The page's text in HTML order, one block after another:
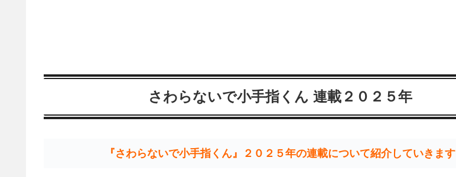
さわらないで小手指くん 連載２０２５年
『さわらないで小手指くん』２０２５年の連載について紹介していきます